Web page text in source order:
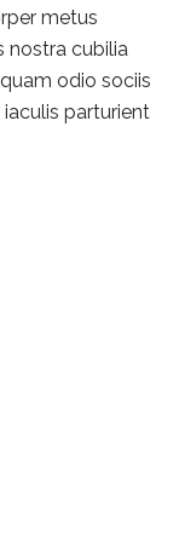
metus
nostra cubilia
odio sociis
parturient